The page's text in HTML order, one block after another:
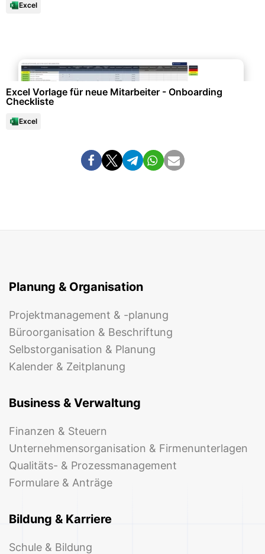
Excel
Excel Vorlage für neue Mitarbeiter - Onboarding
Checkliste
Excel
Planung & Organisation
Projektmanagement & -planung
Büroorganisation & Beschriftung
Selbstorganisation & Planung
Kalender & Zeitplanung
Business & Verwaltung
Finanzen & Steuern
Unternehmensorganisation & Firmenunterlagen
Qualitäts- & Prozessmanagement
Formulare & Anträge
Bildung & Karriere
Schule & Bildung